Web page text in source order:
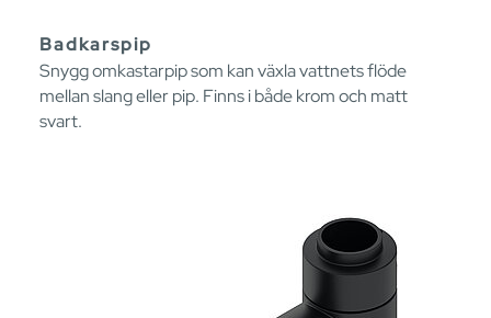
Badkarspip
Snygg omkastarpip som kan växla vattnets flöde
mellan slang eller pip. Finns i både krom och matt
svart.